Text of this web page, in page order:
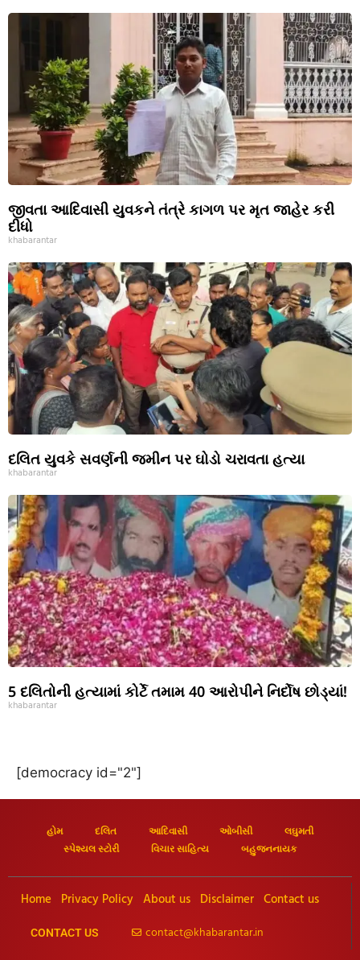
જીવતા આદિવાસી યુવકને તંત્રે કાગળ પર મૃત જાહેર કરી
દીધો
khabarantar
દલિત યુવકે સવર્ણની જમીન પર ઘોડો ચરાવતા હત્યા
khabarantar
5 દલિતોની હત્યામાં કોર્ટે તમામ 40 આરોપીને નિર્દોષ છોડ્યાં!
khabarantar
[democracy id="2"]
હોમ દલિત આદિવાસી ઓબીસી
લઘુમતી
સ્પેશ્યલ સ્ટોરી
વિચાર સાહિત્ય બહુજનનાયક
Home Privacy Policy About us Disclaimer Contact us
CONTACT US contact@khabarantar.in